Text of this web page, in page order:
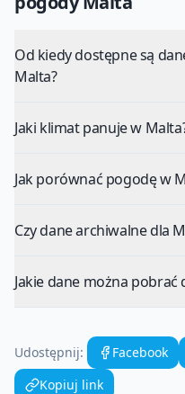
Od kiedy dostępne są
Malta?
Jaki klimat panuje w
Jak porównać pogodę w
Czy dane archiwalne dla
Jakie dane można pobrać
Udostępnij: Facebook
Kopiuj link